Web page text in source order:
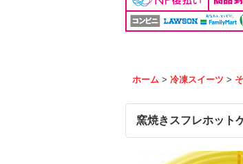
ホーム > 冷凍スイーツ >
窯焼きスフレホット